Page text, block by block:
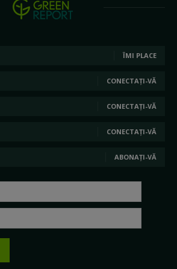
ÎMI PLACE
CONECTAȚI-VĂ
CONECTAȚI-VĂ
CONECTAȚI-VĂ
ABONAȚI-VĂ